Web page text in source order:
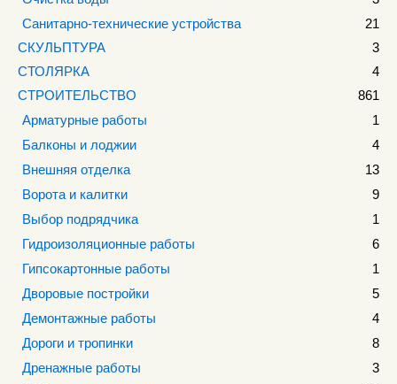
Санитарно-технические устройства
21
СКУЛЬПТУРА
3
СТОЛЯРКА
4
СТРОИТЕЛЬСТВО
861
Арматурные работы
1
Балконы и лоджии
4
Внешняя отделка
13
Ворота и калитки
9
Выбор подрядчика
1
Гидроизоляционные работы
6
Гипсокартонные работы
1
Дворовые постройки
5
Демонтажные работы
4
Дороги и тропинки
8
Дренажные работы
3